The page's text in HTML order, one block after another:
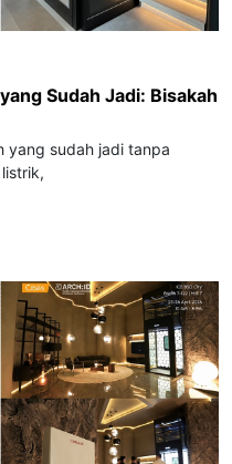
Sudah Jadi: Bisakah
yang sudah jadi tanpa